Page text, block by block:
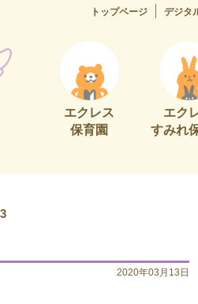
トップページ デジタ
エクレス
保育園
エク
すみれ
2020年03月13日